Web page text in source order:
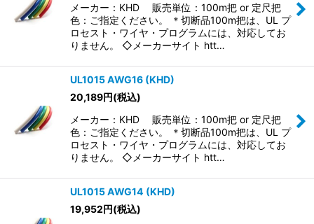
メーカー：KHD 販売単位：100m把 or 定尺把
色：ご指定ください。 ＊切断品100m把は、UL プ
ロセスト・ワイヤ・プログラムには、対応してお
りません。 ◇メーカーサイト htt…
UL1015 AWG16 (KHD)
20,189円(税込)
メーカー：KHD 販売単位：100m把 or 定尺把
色：ご指定ください。 ＊切断品100m把は、UL プ
ロセスト・ワイヤ・プログラムには、対応してお
りません。 ◇メーカーサイト htt…
UL1015 AWG14 (KHD)
19,952円(税込)